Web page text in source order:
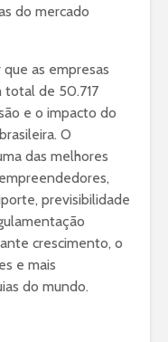
do mercado
as empresas
total de 50.717
e o impacto do
O
das melhores
previsibilidade
crescimento, o
e mais
do mundo.